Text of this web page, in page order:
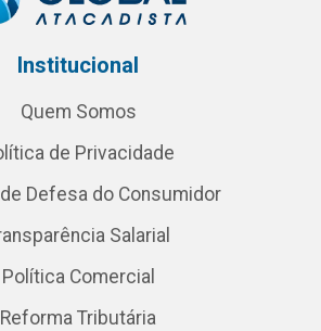
Institucional
Quem Somos
de Privacidade
Defesa do Consumidor
Salarial
Política Comercial
Reforma Tributária